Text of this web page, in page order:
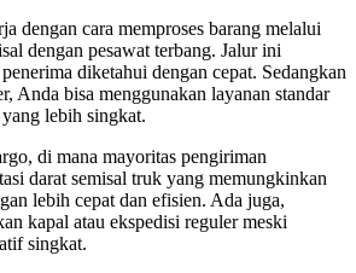
dengan cara memproses barang melalui
dengan pesawat terbang. Jalur ini
diketahui dengan cepat. Sedangkan
Anda bisa menggunakan layanan standar
lebih singkat.
di mana mayoritas pengiriman
darat semisal truk yang memungkinkan
lebih cepat dan efisien. Ada juga,
kapal atau ekspedisi reguler meski
singkat.